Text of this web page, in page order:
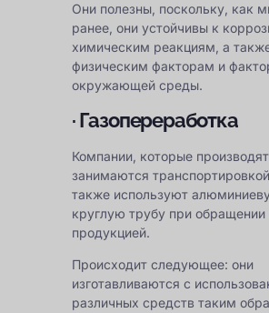
Они полезны, поскольку, как
ранее, они устойчивы к
химическим реакциям, а
физическим факторам и
окружающей среды.
· Газопереработка
Компании, которые
занимаются транспортировкой
также используют
круглую трубу при обращении
продукцией.
Происходит следующее: они
изготавливаются с
различных средств таким